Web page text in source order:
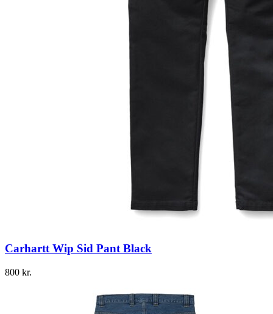
Carhartt Wip Sid Pant Black
800 kr.